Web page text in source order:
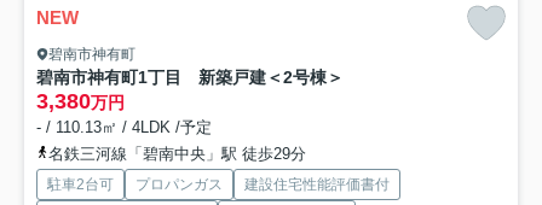
NEW
碧南市神有町
碧南市神有町1丁目 新築戸建＜2号棟＞
3,380万円
- / 110.13㎡ / 4LDK /予定
名鉄三河線「碧南中央」駅 徒歩29分
駐車2台可 プロパンガス
建設住宅性能評価書付